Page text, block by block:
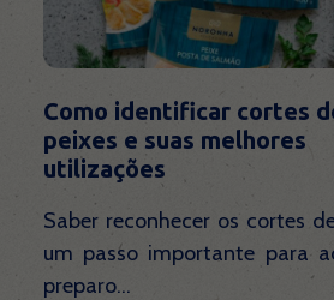
Contato
Como identificar cortes
peixes e suas melhores
utilizações
Saber reconhecer os cortes
um passo importante para
preparo...